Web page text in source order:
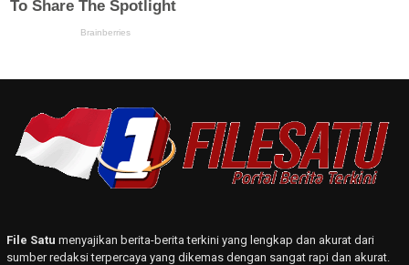
File Satu menyajikan berita-berita terkini yang lengkap dan akurat dari
sumber redaksi terpercaya yang dikemas dengan sangat rapi dan akurat.